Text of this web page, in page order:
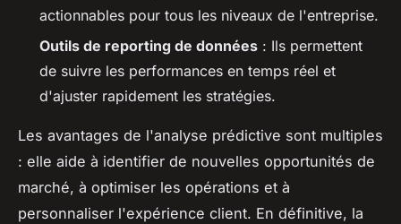
actionnables pour tous les niveaux de l'entreprise.
Outils de reporting de données : Ils permettent
de suivre les performances en temps réel et
d'ajuster rapidement les stratégies.
Les avantages de l'analyse prédictive sont multiples
: elle aide à identifier de nouvelles opportunités de
marché, à optimiser les opérations et à
personnaliser l'expérience client. En définitive, la